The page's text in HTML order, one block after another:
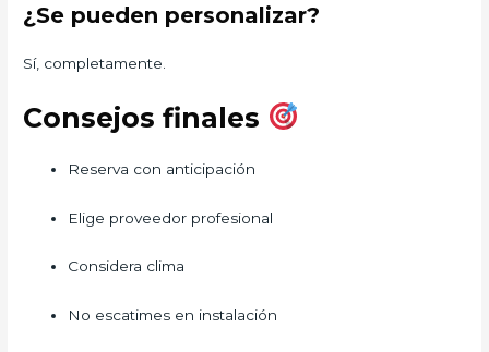
¿Se pueden personalizar?
Sí, completamente.
Consejos finales
Reserva con anticipación
Elige proveedor profesional
Considera clima
No escatimes en instalación